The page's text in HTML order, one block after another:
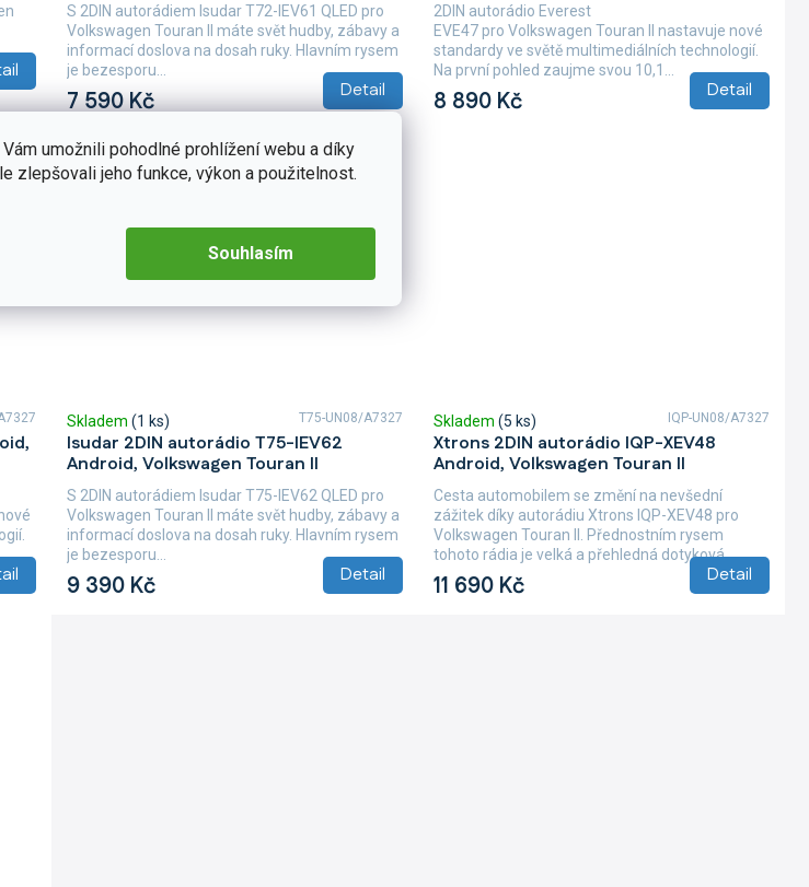
umožnili pohodlné prohlížení webu a díky
zlepšovali jeho funkce, výkon a použitelnost.
Souhlasím
7 590 Kč Detail
S 2DIN autorádiem Isudar T72-IEV61 QLED pro
Volkswagen Touran II máte svět hudby, zábavy a
informací doslova na dosah ruky. Hlavním rysem
je bezesporu...
8 890 Kč Detail
2DIN autorádio Everest
EVE47 pro Volkswagen Touran II nastavuje nové
standardy ve světě multimediálních technologií.
Na první pohled zaujme svou 10,1...
Isudar 2DIN autorádio T75-IEV62
Android, Volkswagen Touran II
Skladem (1 ks)
9 390 Kč Detail
S 2DIN autorádiem Isudar T75-IEV62 QLED pro
Volkswagen Touran II máte svět hudby, zábavy a
informací doslova na dosah ruky. Hlavním rysem
je bezesporu...
T75-UN08/A7327
Xtrons 2DIN autorádio IQP-XEV48
Android, Volkswagen Touran II
Skladem (5 ks)
11 690 Kč Detail
Cesta automobilem se změní na nevšední
zážitek díky autorádiu Xtrons IQP-XEV48 pro
Volkswagen Touran II. Přednostním rysem
tohoto rádia je velká a přehledná dotyková...
IQP-UN08/A7327